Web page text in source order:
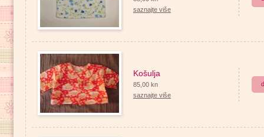
saznajte više
Košulja
85,00 kn
saznajte više